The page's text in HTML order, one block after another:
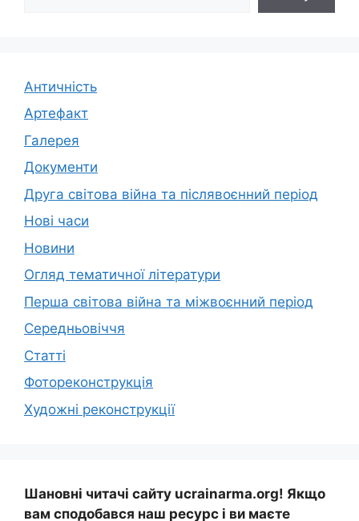
Античність
Артефакт
Галерея
Документи
Друга світова війна та післявоєнний період
Нові часи
Новини
Огляд тематичної літератури
Перша світова війна та міжвоєнний період
Середньовіччя
Статті
Фотореконструкція
Художні реконструкції
Шановні читачі сайту ucrainarma.org! Якщо
вам сподобався наш ресурс і ви маєте